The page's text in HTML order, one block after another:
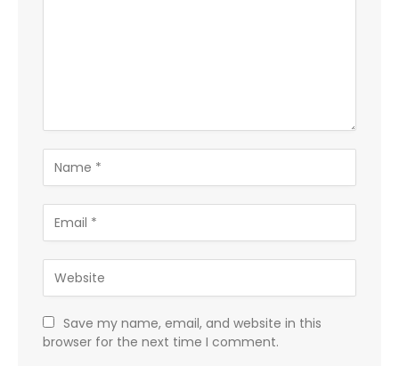
Save my name, email, and website in this
browser for the next time I comment.